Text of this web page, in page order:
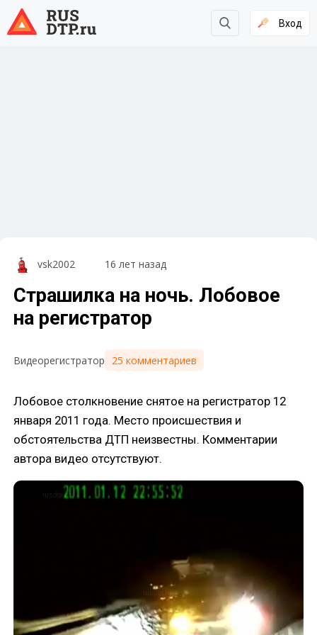
Вход
vsk2002 16 лет назад
Страшилка на ночь. Лобовое
на регистратор
Видеорегистратор 25 комментариев
Лобовое столкновение снятое на регистратор 12
января 2011 года. Место происшествия и
обстоятельства ДТП неизвестны. Комментарии
автора видео отсутствуют.